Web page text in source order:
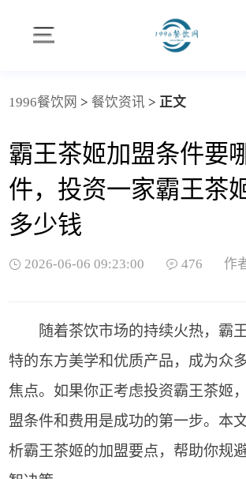
1996餐饮网 > 餐饮资讯 > 正文
霸王茶姬加盟条件要
件，投资一家霸王茶
多少钱
2026-06-06 09:23:00 476 作
随着茶饮市场的持续火热，霸
特的东方美学和优质产品，成为众
焦点。如果你正考虑投资霸王茶姬
盟条件和费用是成功的第一步。本
析霸王茶姬的加盟要点，帮助你规